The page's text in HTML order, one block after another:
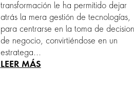
transformación le ha permitido dejar
atrás la mera gestión de tecnologías,
para centrarse en la toma de
de negocio, convirtiéndose en un
estratega...